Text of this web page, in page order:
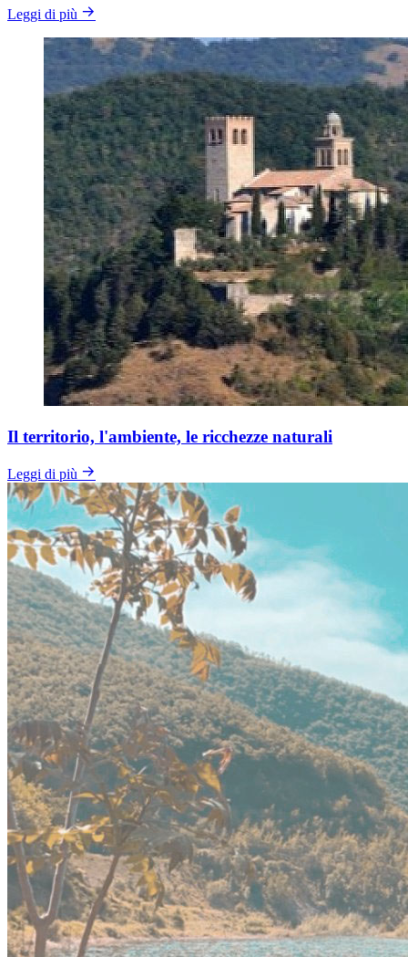
Leggi di più
Il territorio, l'ambiente, le ricchezze naturali
Leggi di più